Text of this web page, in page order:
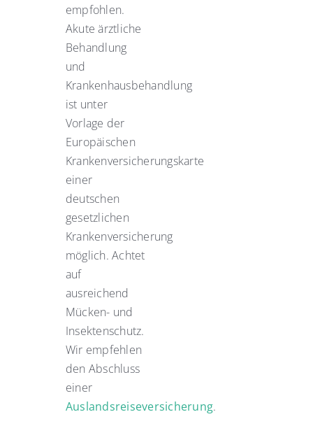
empfohlen.
Akute ärztliche
Behandlung
und
Krankenhausbehandlung
ist unter
Vorlage der
Europäischen
Krankenversicherungskarte
einer
deutschen
gesetzlichen
Krankenversicherung
möglich. Achtet
auf
ausreichend
Mücken- und
Insektenschutz.
Wir empfehlen
den Abschluss
einer
Auslandsreiseversicherung.